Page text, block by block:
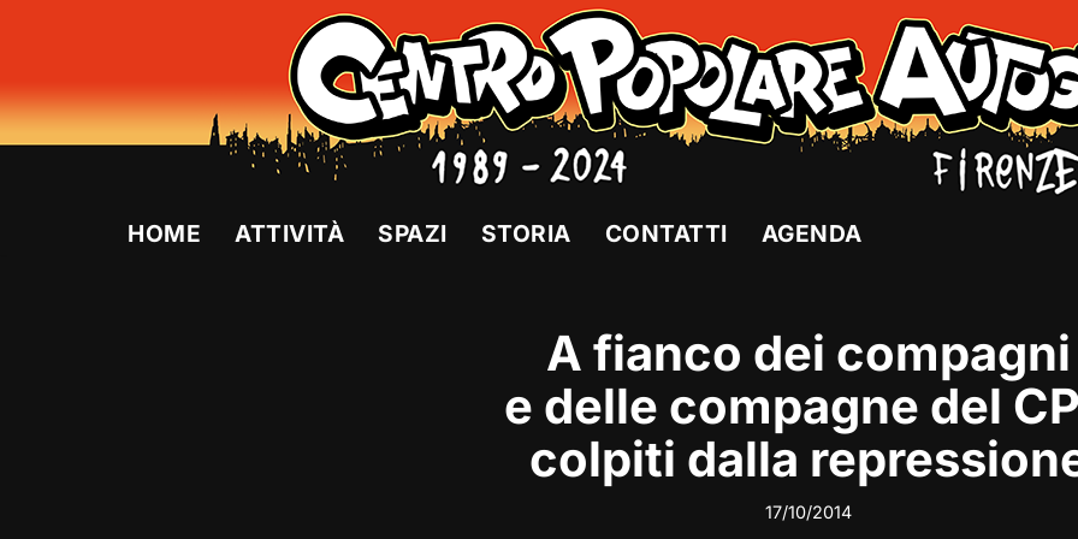
al
HOME ATTIVITÀ SPAZI STORIA CONTATTI AGENDA
A fianco dei compagni
e delle compagne del
colpiti dalla
17/10/2014